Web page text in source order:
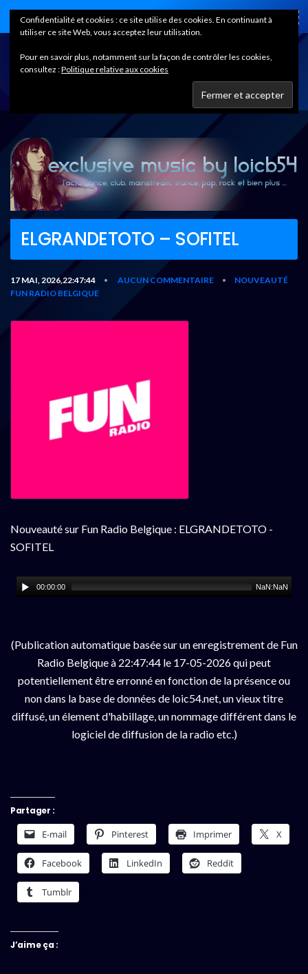
Home
ELGRANDETOTO – SOFITEL
17 MAI, 2026,22:47:44 • AUCUN COMMENTAIRE •
NOUVEAUTÉ
FUN RADIO BELGIQUE
Nouveauté sur Fun Radio Belgique : ELGRANDETOTO -
SOFITEL
00:00:00 NaN:NaN
(Publication automatique basée sur un enregistrement de Fun
Radio Belgique à 22:47:44 le 17-05-2026 qui peut
potentiellement être erronné en fonction de la présence ou
non dans la base de données de loic54.net, un vieux titre
diffusé, un élement d'habillage, un nommage différent dans le
logiciel de diffusion de la radio etc.)
Partager :
E-mail Pinterest Imprimer X
Facebook LinkedIn Reddit
Tumblr
J’aime ça :
Confidentialité et cookies : ce site utilise des cookies. En continuant à
utiliser ce site Web, vous acceptez leur utilisation.
Pour en savoir plus, notamment sur la façon de contrôler les cookies,
consultez :Politique relative aux cookies